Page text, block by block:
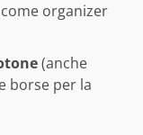
come organizer
(anche
borse per la